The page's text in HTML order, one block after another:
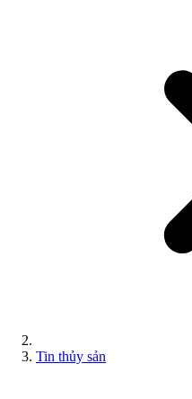
Tin thủy sản